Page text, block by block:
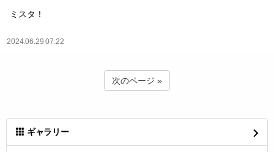
ミスタ！
2024.06.29 07:22
次のページ »
ギャラリー